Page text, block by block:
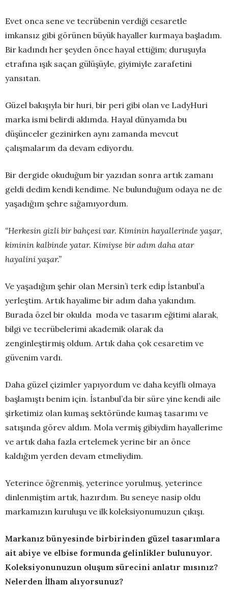
Evet onca sene ve tecrübenin verdiği cesaretle
imkansız gibi görünen büyük hayaller kurmaya başladım.
Bir kadındı her şeyden önce hayal ettiğim; duruşuyla
etrafına ışık saçan gülüşüyle, giyimiyle zarafetini
yansıtan.
Güzel bakışıyla bir huri, bir peri gibi olan ve LadyHuri
marka ismi belirdi aklımda. Hayal dünyamda bu
düşünceler gezinirken aynı zamanda mevcut
çalışmalarım da devam ediyordu.
Bir dergide okuduğum bir yazıdan sonra artık zamanı
geldi dedim kendi kendime. Ne bulunduğum odaya ne de
yaşadığım şehre sığamıyordum.
“Herkesin gizli bir bahçesi var. Kiminin hayallerinde yaşar,
kiminin kalbinde yatar. Kimiyse bir adım daha atar
hayalini yaşar.”
Ve yaşadığım şehir olan Mersin’i terk edip İstanbul’a
yerleştim. Artık hayalime bir adım daha yakındım.
Burada özel bir okulda moda ve tasarım eğitimi alarak,
bilgi ve tecrübelerimi akademik olarak da
zenginleştirmiş oldum. Artık daha çok cesaretim ve
güvenim vardı.
Daha güzel çizimler yapıyordum ve daha keyifli olmaya
başlamıştı benim için. İstanbul’da bir süre yine kendi aile
şirketimiz olan kumaş sektöründe kumaş tasarımı ve
satışında görev aldım. Mola vermiş gibiydim hayallerime
ve artık daha fazla ertelemek yerine bir an önce
kaldığım yerden devam etmeliydim.
Yeterince öğrenmiş, yeterince yorulmuş, yeterince
dinlenmiştim artık, hazırdım. Bu seneye nasip oldu
markamızın kuruluşu ve ilk koleksiyonumuzun çıkışı.
Markanız bünyesinde birbirinden güzel tasarımlara
ait abiye ve elbise formunda gelinlikler bulunuyor.
Koleksiyonunuzun oluşum sürecini anlatır mısınız?
Nelerden İlham alıyorsunuz?